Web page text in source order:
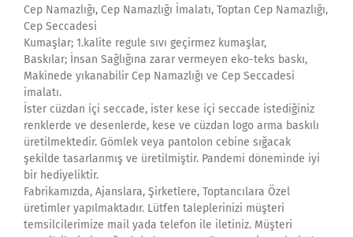
Cep Namazlığı, Cep Namazlığı İmalatı, Toptan Cep Namazlığı,
Cep Seccadesi
Kumaşlar; 1.kalite regule sıvı geçirmez kumaşlar,
Baskılar; İnsan Sağlığına zarar vermeyen eko-teks baskı,
Makinede yıkanabilir Cep Namazlığı ve Cep Seccadesi
imalatı.
İster cüzdan içi seccade, ister kese içi seccade istediğiniz
renklerde ve desenlerde, kese ve cüzdan logo arma baskılı
üretilmektedir. Gömlek veya pantolon cebine sığacak
şekilde tasarlanmış ve üretilmiştir. Pandemi döneminde iyi
bir hediyeliktir.
Fabrikamızda, Ajanslara, Şirketlere, Toptancılara Özel
üretimler yapılmaktadır. Lütfen taleplerinizi müşteri
temsilcilerimize mail yada telefon ile iletiniz. Müşteri